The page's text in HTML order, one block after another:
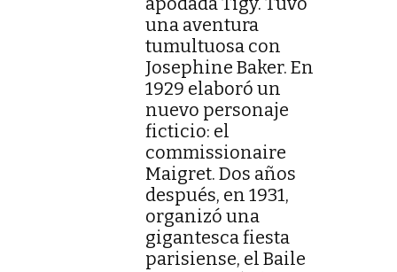
una aventura
tumultuosa con
Josephine Baker. En
1929 elaboró un
nuevo personaje
ficticio: el
commissionaire
Maigret. Dos años
después, en 1931,
organizó una
gigantesca fiesta
parisiense, el Baile